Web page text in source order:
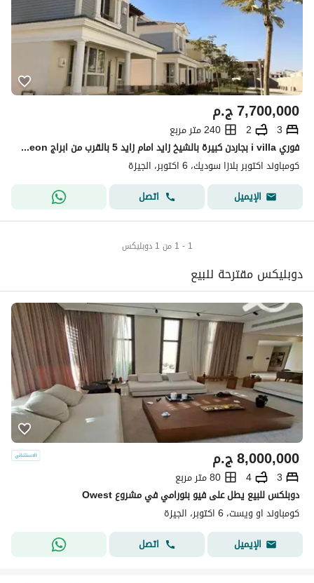
ج.م7,700,000
3
2
240 متر مربع
فوري i villa بجاردن كبيرة بالشيخ زايد امام زايد 5 بالقرب من ابراج aeon من marakez ووصلة دهشور
كومباوند اكتوبر بلازا سوديك، 6 اكتوبر، الجيزة
الإيميل
اتصل
1 - 1 من 1 دوبليكس
دوبليكس مقترحة للبيع
ج.م8,000,000
3
4
80 متر مربع
دوبلكس للبيع يطل على فيو بنورامي في مشروع Owest
كومباوند او ويست، 6 اكتوبر، الجيزة
الإيميل
اتصل